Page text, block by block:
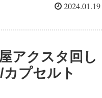
2024.01.19
アクスタ回し
プセルト